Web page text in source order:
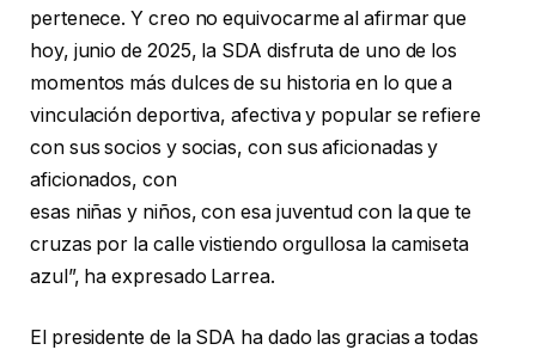
pertenece. Y creo no equivocarme al afirmar que
hoy, junio de 2025, la SDA disfruta de uno de los
momentos más dulces de su historia en lo que a
vinculación deportiva, afectiva y popular se refiere
con sus socios y socias, con sus aficionadas y
aficionados, con
esas niñas y niños, con esa juventud con la que te
cruzas por la calle vistiendo orgullosa la camiseta
azul”, ha expresado Larrea.
El presidente de la SDA ha dado las gracias a todas